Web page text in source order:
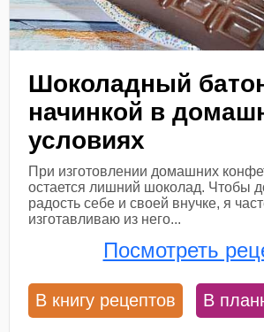
Шоколадный
начинкой в
условиях
При изготовлении домашних
остается лишний шоколад. Чтобы
радость себе и своей внучке, я
изготавливаю из него...
Посмотреть
В книгу рецептов В